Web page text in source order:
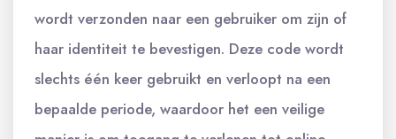
wordt verzonden naar een gebruiker om zijn of
haar identiteit te bevestigen. Deze code wordt
slechts één keer gebruikt en verloopt na een
bepaalde periode, waardoor het een veilige